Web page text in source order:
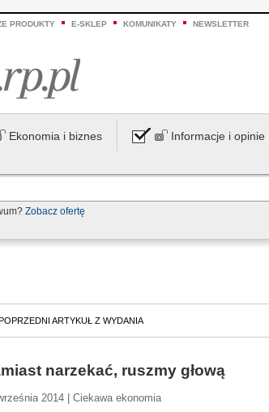
PRODUKTY E-SKLEP KOMUNIKATY NEWSLETTER
Ekonomia i biznes Informacje i opinie
Zobacz ofertę
ARTYKUŁ Z WYDANIA
narzekać, ruszmy głową
2014 | Ciekawa ekonomia